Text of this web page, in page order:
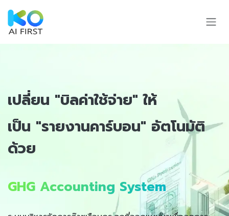
Skip to Content
เปลี่ยน "บิลค่าใช้จ่าย" ให้
เป็น "รายงานคาร์บอน" อัตโนมัติ
ด้วย
GHG Accounting System